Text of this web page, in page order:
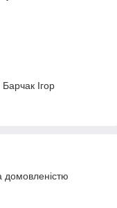
Ігор
домовленістю